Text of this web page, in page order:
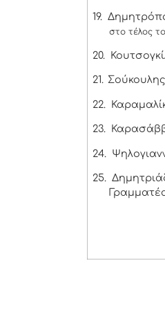
19.
στο τέλος
20.
21.
22.
23.
24.
25.